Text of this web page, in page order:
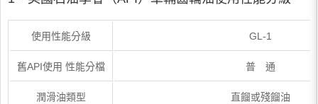
使用性能分級 GL-1
舊API使用 性能分檔 普 通
潤滑油類型 直餾或殘餾油